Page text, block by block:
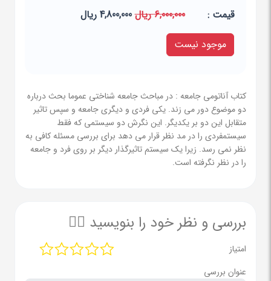
قيمت :
6,000,000 ریال
4,800,000 ریال
موجود نیست
کتاب آناتومی جامعه : در مباحث جامعه شناختی عموما بحث درباره
دو موضوع دور می زند. یکی فردی و دیگری جامعه و سپس تاثیر
متقابل این دو بر یکدیگر. این نگرش دو سیستمی که فقط
سیستمفردی را در مد نظر قرار می دهد برای بررسی مسئله کافی به
نظر نمی رسد. زیرا یک سیستم تاثیرگذار دیگر بر روی فرد و جامعه
را در نظر نگرفته است.
بررسی و نظر خود را بنویسید ✍🏻
امتیاز
عنوان بررسی